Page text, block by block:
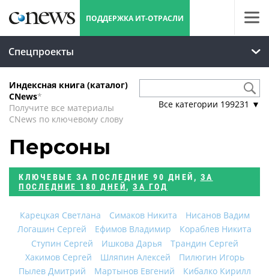
ПОДДЕРЖКА ИТ-ОТРАСЛИ
Спецпроекты
Индексная книга (каталог)
CNews*
Получите все материалы
CNews по ключевому слову
Все категории 199231 ▼
Персоны
КЛЮЧЕВЫЕ ЗА ПОСЛЕДНИЕ 90 ДНЕЙ , ЗА
ПОСЛЕДНИЕ 180 ДНЕЙ, ЗА ГОД
Карецкая Светлана Симаков Никита
Нисанов Вадим
Логашин Сергей
Ефимов Владимир
Кораблев Никита
Ступин Сергей
Ишкова Дарья
Трандин Сергей
Хакимов Сергей
Шляпин Алексей
Пилюгин Игорь
Пылев Дмитрий
Мартынов Евгений Кибалко Кирилл